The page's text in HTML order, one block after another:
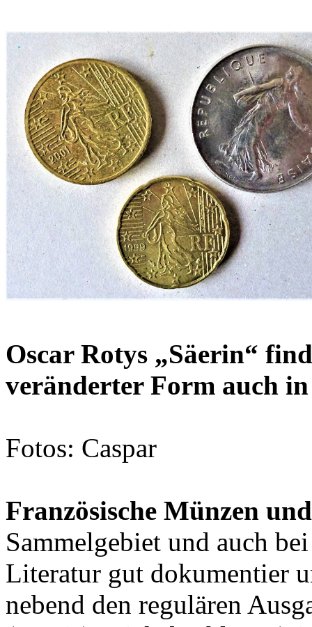
Oscar Rotys „Säerin“
veränderter Form auch
Fotos: Caspar
Französische Münzen
Sammelgebiet und auch
Literatur gut dokumentier
nebend den regulären